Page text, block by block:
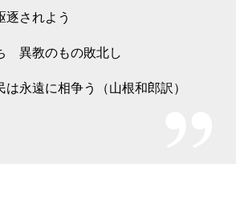
逐されよう
異教のもの敗北し
は永遠に相争う（山根和郎訳）